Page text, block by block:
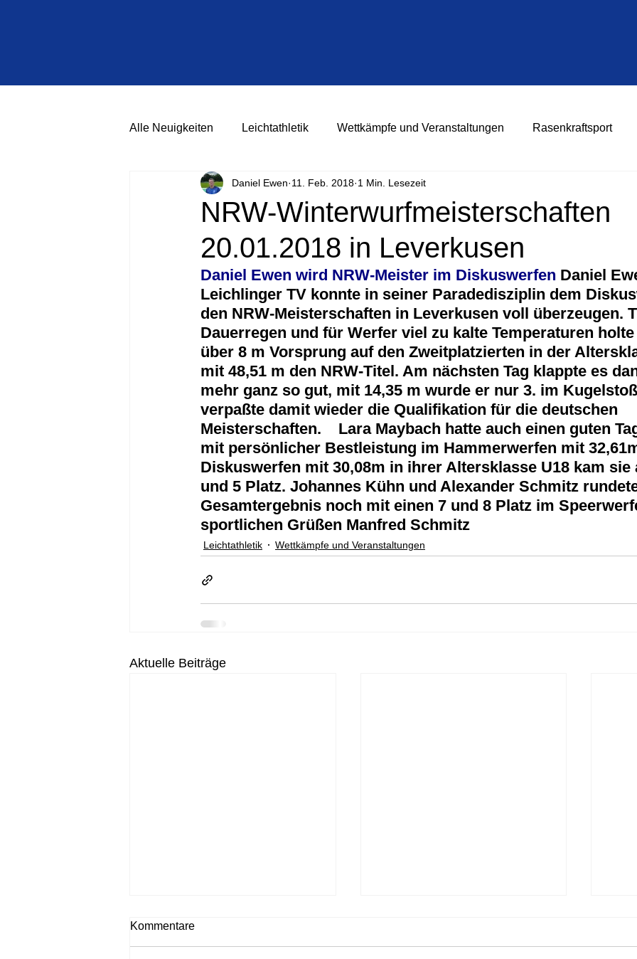
Alle Neuigkeiten Leichtathletik Wettkämpfe und Veranstaltungen Rasenkraftsport
NRW-Winterwurfmeisterschaften
20.01.2018 in Leverkusen
Daniel Ewen 11. Feb. 2018 1 Min. Lesezeit
Daniel Ewen wird NRW-Meister im Diskuswerfen Daniel
Leichlinger TV konnte in seiner Paradedisziplin dem
den NRW-Meisterschaften in Leverkusen voll überzeugen.
Dauerregen und für Werfer viel zu kalte Temperaturen
über 8 m Vorsprung auf den Zweitplatzierten in der
mit 48,51 m den NRW-Titel. Am nächsten Tag klappte es
mehr ganz so gut, mit 14,35 m wurde er nur 3. im
verpaßte damit wieder die Qualifikation für die deutschen
Meisterschaften.
Lara Maybach hatte auch einen guten
mit persönlicher Bestleistung im Hammerwerfen mit
Diskuswerfen mit 30,08m in ihrer Altersklasse U18 kam sie
und 5 Platz. Johannes Kühn und Alexander Schmitz
Gesamtergebnis noch mit einen 7 und 8 Platz im
sportlichen Grüßen Manfred Schmitz
Leichtathletik Wettkämpfe und Veranstaltungen
Aktuelle Beiträge
Kommentare